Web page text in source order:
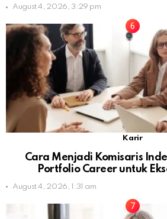
August 4, 2026, 3:29 pm
Karir
Cara Menjadi Komisaris
Portfolio Career untuk
August 4, 2026, 1:31 am